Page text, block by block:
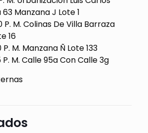
Manzana J Lote 1
P. M. Colinas De Villa Barraza
16
P. M. Manzana Ñ Lote 133
P. M. Calle 95a Con Calle 3g